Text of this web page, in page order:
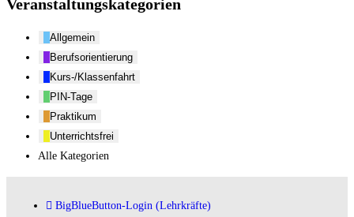
Veranstaltungskategorien
Allgemein
Berufsorientierung
Kurs-/Klassenfahrt
PIN-Tage
Praktikum
Unterrichtsfrei
Alle Kategorien
BigBlueButton-Login (Lehrkräfte)